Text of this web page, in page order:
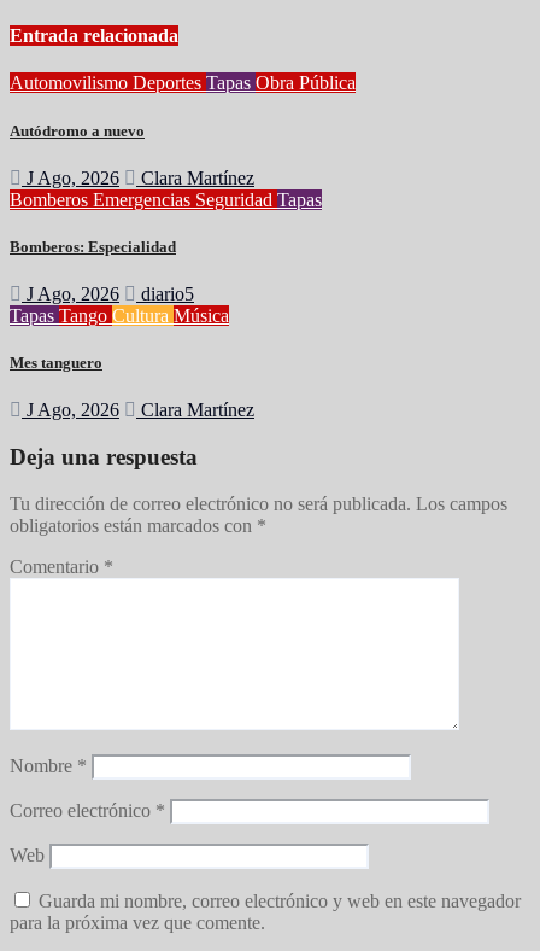
Entrada relacionada
Automovilismo Deportes Tapas Obra Pública
Autódromo a nuevo
J Ago, 2026
Clara Martínez
Bomberos Emergencias Seguridad Tapas
Bomberos: Especialidad
J Ago, 2026
diario5
Tapas Tango Cultura Música
Mes tanguero
J Ago, 2026 Clara Martínez
Deja una respuesta
Tu dirección de correo electrónico no será publicada. Los campos
obligatorios están marcados con *
Comentario *
Nombre *
Correo electrónico *
Web
Guarda mi nombre, correo electrónico y web en este navegador
para la próxima vez que comente.